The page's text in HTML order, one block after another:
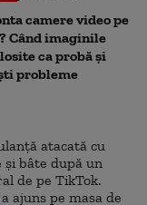
camere video pe
Când imaginile
ca probă și
probleme